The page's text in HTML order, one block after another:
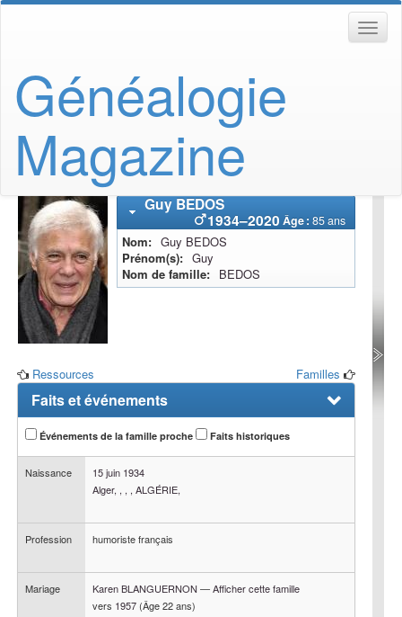
Généalogie
Magazine
GuyBEDOS
1934–2020 Âge : 85 ans
Nom Guy BEDOS
Prénom(s)
Guy
Nom de famille
BEDOS
Ressources Familles
Faits et événements
Événements de la famille proche Faits historiques
Naissance
15 juin 1934
Alger, , , , ALGÉRIE,
Profession humoriste français
Mariage KarenBLANGUERNON—Afficher cette famille
vers 1957 (Âge 22 ans)